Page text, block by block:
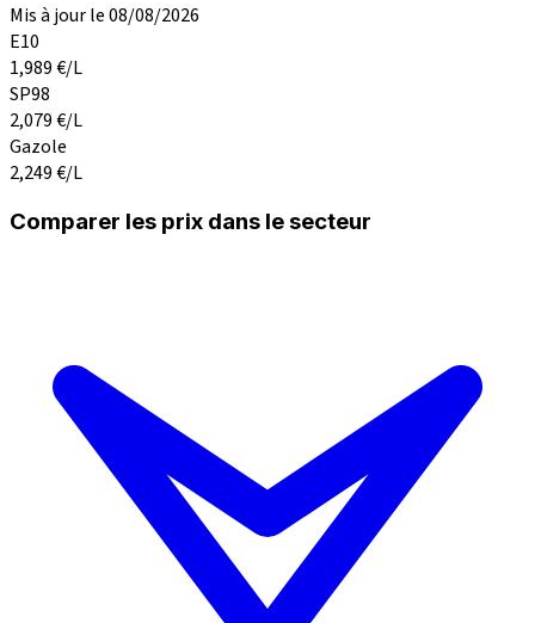
Mis à jour le 08/08/2026
E10
1,989€/L
SP98
2,079€/L
Gazole
2,249€/L
Comparer les prix dans le secteur